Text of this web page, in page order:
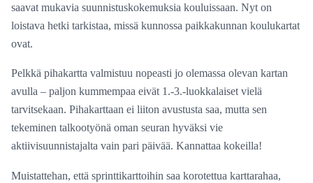
saavat mukavia suunnistuskokemuksia kouluissaan. Nyt on
loistava hetki tarkistaa, missä kunnossa paikkakunnan koulukartat
ovat.
Pelkkä pihakartta valmistuu nopeasti jo olemassa olevan kartan
avulla – paljon kummempaa eivät 1.-3.-luokkalaiset vielä
tarvitsekaan. Pihakarttaan ei liiton avustusta saa, mutta sen
tekeminen talkootyönä oman seuran hyväksi vie
aktiivisuunnistajalta vain pari päivää. Kannattaa kokeilla!
Muistattehan, että sprinttikarttoihin saa korotettua karttarahaa,